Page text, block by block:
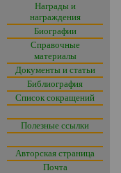
Награды и
награждения
Биографии
Справочные
материалы
Документы и статьи
Библиография
Список сокращений
Полезные ссылки
Авторская страница
Почта